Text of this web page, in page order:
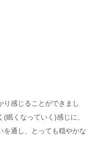
り感じることができまし
眠くなっていく)感じに、
を通し、とっても穏やかな